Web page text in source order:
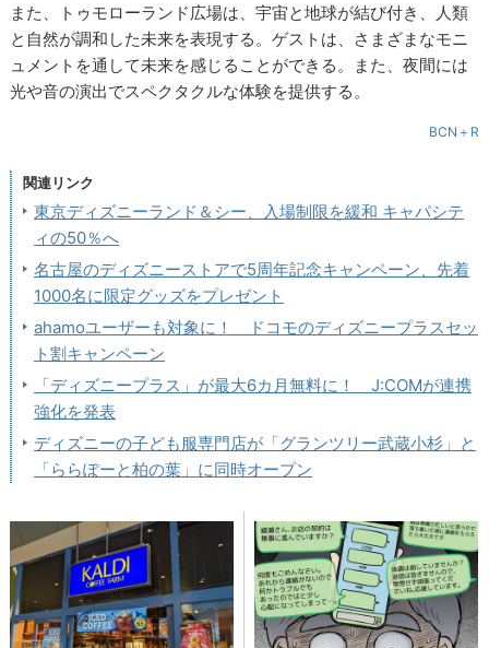
また、トゥモローランド広場は、宇宙と地球が結び付き、人類
と自然が調和した未来を表現する。ゲストは、さまざまなモニ
ュメントを通して未来を感じることができる。また、夜間には
光や音の演出でスペクタクルな体験を提供する。
BCN＋R
関連リンク
東京ディズニーランド＆シー、入場制限を緩和 キャパシテ
ィの50％へ
名古屋のディズニーストアで5周年記念キャンペーン、先着
1000名に限定グッズをプレゼント
ahamoユーザーも対象に！ ドコモのディズニープラスセッ
ト割キャンペーン
「ディズニープラス」が最大6カ月無料に！ J:COMが連携
強化を発表
ディズニーの子ども服専門店が「グランツリー武蔵小杉」と
「ららぽーと柏の葉」に同時オープン